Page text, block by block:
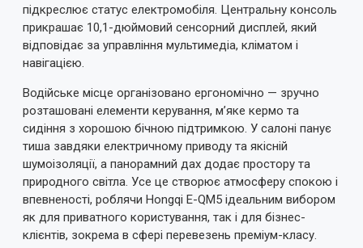
Оцінка
Погано
Добре
підкреслює статус електромобіля. Центральну консоль
прикрашає 10,1-дюймовий сенсорний дисплей, який
відповідає за управління мультимедіа, кліматом і
навігацією.
Водійське місце організовано ергономічно — зручно
розташовані елементи керування, м’яке кермо та
сидіння з хорошою бічною підтримкою. У салоні панує
тиша завдяки електричному приводу та якісній
шумоізоляції, а панорамний дах додає простору та
природного світла. Усе це створює атмосферу спокою і
впевненості, роблячи Hongqi E-QM5 ідеальним вибором
як для приватного користування, так і для бізнес-
клієнтів, зокрема в сфері перевезень преміум-класу.